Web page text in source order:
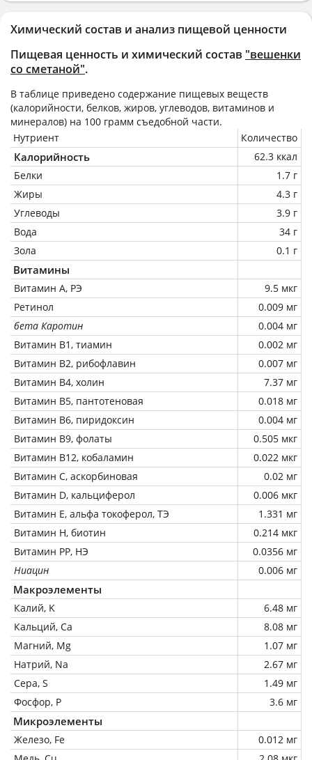
Химический состав и анализ пищевой ценности
Пищевая ценность и химический состав "вешенки
со сметаной".
В таблице приведено содержание пищевых веществ
(калорийности, белков, жиров, углеводов, витаминов и
минералов) на 100 грамм съедобной части.
Нутриент
Количество
Калорийность
62.3 ккал
Белки
1.7 г
Жиры
4.3 г
Углеводы
3.9 г
Вода
34 г
Зола
0.1 г
Витамины
Витамин А, РЭ
9.5 мкг
Ретинол
0.009 мг
бета Каротин
0.004 мг
Витамин В1, тиамин
0.002 мг
Витамин В2, рибофлавин
0.007 мг
Витамин В4, холин
7.37 мг
Витамин В5, пантотеновая
0.018 мг
Витамин В6, пиридоксин
0.004 мг
Витамин В9, фолаты
0.505 мкг
Витамин В12, кобаламин
0.022 мкг
Витамин C, аскорбиновая
0.02 мг
Витамин D, кальциферол
0.006 мкг
Витамин Е, альфа токоферол, ТЭ
1.331 мг
Витамин Н, биотин
0.214 мкг
Витамин РР, НЭ
0.0356 мг
Ниацин
0.006 мг
Макроэлементы
Калий, K
6.48 мг
Кальций, Ca
8.08 мг
Магний, Mg
1.07 мг
Натрий, Na
2.67 мг
Сера, S
1.49 мг
Фосфор, P
3.6 мг
Микроэлементы
Железо, Fe
0.012 мг